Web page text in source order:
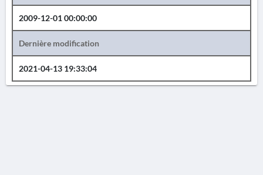
2009-12-01 00:00:00
Dernière modification
2021-04-13 19:33:04